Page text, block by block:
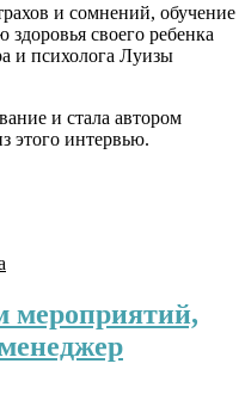
и сомнений, обучение
своего ребенка
и психолога Луизы
и стала автором
этого интервью.
мероприятий,